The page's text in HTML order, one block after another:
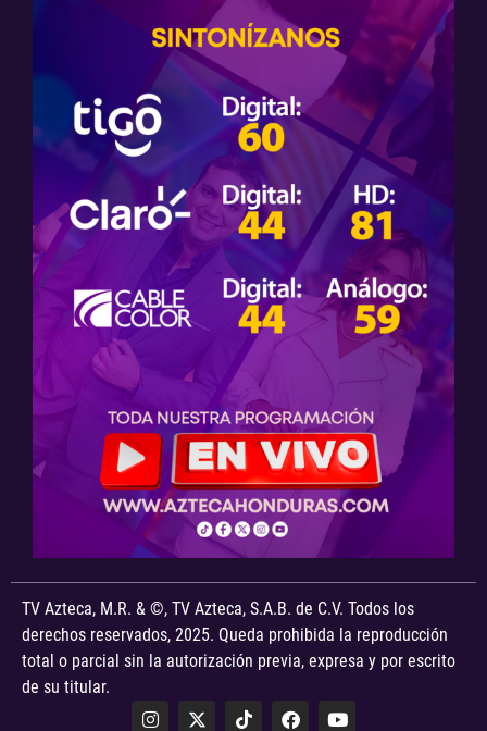
TV Azteca, M.R. & ©, TV Azteca, S.A.B. de C.V. Todos los
derechos reservados, 2025. Queda prohibida la reproducción
total o parcial sin la autorización previa, expresa y por escrito
de su titular.